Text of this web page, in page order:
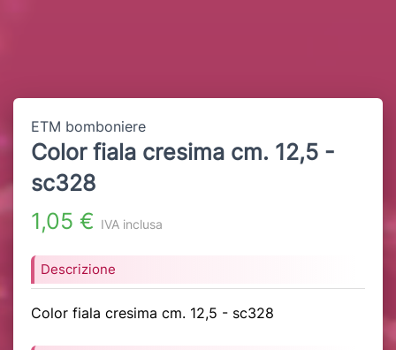
ETM bomboniere
Color fiala cresima cm. 12,5 -
sc328
1,05 € IVA inclusa
Descrizione
Color fiala cresima cm. 12,5 - sc328